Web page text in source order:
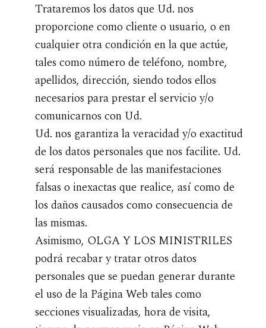
Trataremos los datos que Ud. nos
proporcione como cliente o usuario, o en
cualquier otra condición en la que actúe,
tales como número de teléfono, nombre,
apellidos, dirección, siendo todos ellos
necesarios para prestar el servicio y/o
comunicarnos con Ud.
Ud. nos garantiza la veracidad y/o exactitud
de los datos personales que nos facilite. Ud.
será responsable de las manifestaciones
falsas o inexactas que realice, así como de
los daños causados como consecuencia de
las mismas.
Asimismo, OLGA Y LOS MINISTRILES
podrá recabar y tratar otros datos
personales que se puedan generar durante
el uso de la Página Web tales como
secciones visualizadas, hora de visita,